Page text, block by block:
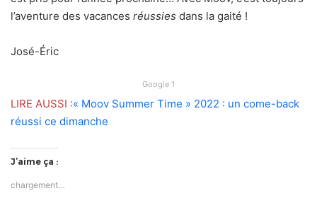
l’aventure des vacances réussies dans la gaité !
José-Éric
Google 1
LIRE AUSSI :« Moov Summer Time » 2022 : un come-back
réussi ce dimanche
J’aime ça :
chargement…